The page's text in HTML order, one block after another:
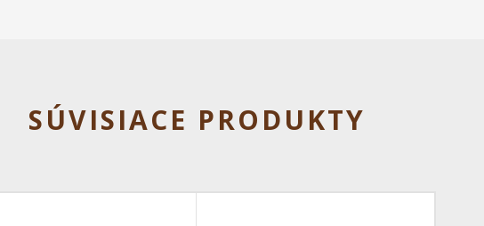
SÚVISIACE PRODUKTY